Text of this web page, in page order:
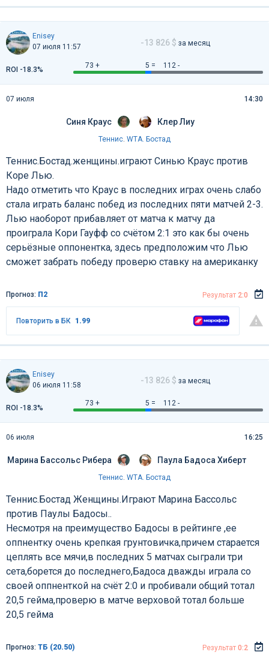
Enisey
07 июля 11:57
-13 826 $ за месяц
73 + 5 = 112 -
ROI -18.3%
Синя Краус
07 июля 14:30
Клер Лиу
Теннис. WTA. Бостад
Теннис.Бостад.женщины.играют Синью Краус против
Коре Лью.
Надо отметить что Краус в последних играх очень слабо
стала играть баланс побед из последних пяти матчей 2-3.
Лью наоборот прибавляет от матча к матчу да
проиграла Кори Гауфф со счётом 2:1 это как бы очень
серьёзные оппонентка, здесь предположим что Лью
сможет забрать победу проверю ставку на американку
Прогноз: П2 Результат 2:0
Повторить в БК 1.99
Enisey
06 июля 11:58
-13 826 $ за месяц
73 + 5 = 112 -
ROI -18.3%
Марина Бассольс Рибера
06 июля 16:25
Паула Бадоса Хиберт
Теннис WTA. Бостад
Теннис.Бостад Женщины.Играют Марина Бассольс
против Паулы Бадосы..
Несмотря на преимущество Бадосы в рейтинге ,ее
оппнентку очень крепкая грунтовичка,причем старается
цеплять все мячи,в последних 5 матчах сыграли три
сета,борется до последнего,Бадоса дважды играла со
своей оппненткой на счёт 2:0 и пробивали общий тотал
20,5 гейма,проверю в матче верховой тотал больше
20,5 гейма
Прогноз: ТБ (20.50) Результат 0:2